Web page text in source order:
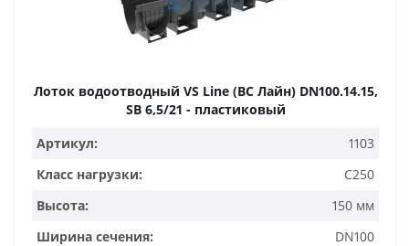
Лоток водоотводный VS Line (ВС Лайн) DN100.14.15,
SB 6,5/21 - пластиковый
Артикул:
1103
Класс нагрузки:
C250
Высота:
150 мм
Ширина сечения:
DN100